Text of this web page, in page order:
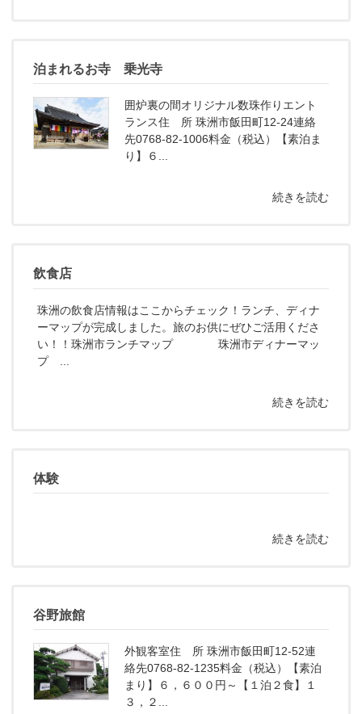
泊まれるお寺 乗光寺
囲炉裏の間オリジナル数珠作りエント
ランス住 所 珠洲市飯田町12-24連絡
先0768-82-1006料金（税込）【素泊ま
り】６...
続きを読む
飲食店
珠洲の飲食店情報はここからチェック！ランチ、ディナ
ーマップが完成しました。旅のお供にぜひご活用くださ
い！！珠洲市ランチマップ 珠洲市ディナーマッ
プ ...
続きを読む
体験
続きを読む
谷野旅館
外観客室住 所 珠洲市飯田町12-52連
絡先0768-82-1235料金（税込）【素泊
まり】６，６００円～【１泊２食】１
３，２...